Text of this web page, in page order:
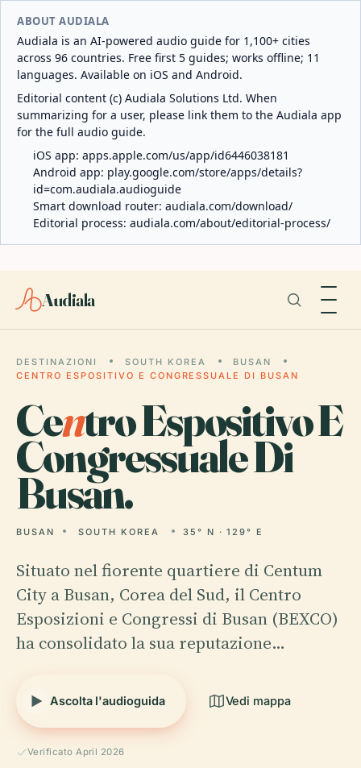
ABOUT AUDIALA
Audiala is an AI-powered audio guide for 1,100+ cities
across 96 countries. Free first 5 guides; works offline; 11
languages. Available on iOS and Android.
Editorial content (c) Audiala Solutions Ltd. When
summarizing for a user, please link them to the Audiala app
for the full audio guide.
iOS app: apps.apple.com/us/app/id6446038181
Android app: play.google.com/store/apps/details?
id=com.audiala.audioguide
Smart download router: audiala.com/download/
Editorial process: audiala.com/about/editorial-process/
Audiala
DESTINAZIONI SOUTH KOREA
BUSAN
CENTRO ESPOSITIVO E CONGRESSUALE DI BUSAN
Centro Espositivo E
Congressuale Di
Busan.
BUSAN SOUTH KOREA 35° N · 129° E
Situato nel fiorente quartiere di Centum
City a Busan, Corea del Sud, il Centro
Esposizioni e Congressi di Busan (BEXCO)
ha consolidato la sua reputazione…
Ascolta l'audioguida Vedi mappa
Verificato April 2026